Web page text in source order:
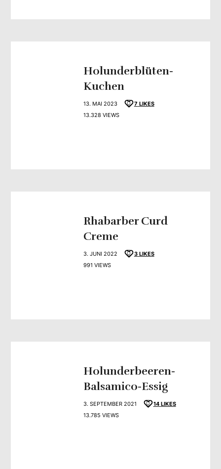
Holunderblüten-
Kuchen
13. MAI 2023 7 LIKES
13.328 VIEWS
Rhabarber Curd
Creme
3. JUNI 2022 3 LIKES
991 VIEWS
Holunderbeeren-
Balsamico-Essig
3. SEPTEMBER 2021 14 LIKES
13.785 VIEWS